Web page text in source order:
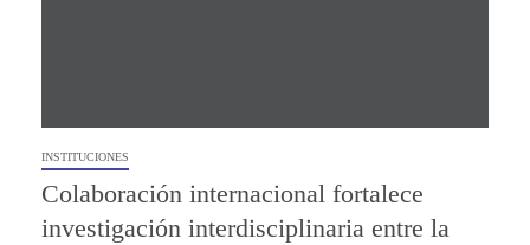
INSTITUCIONES
Colaboración internacional fortalece
investigación interdisciplinaria entre la